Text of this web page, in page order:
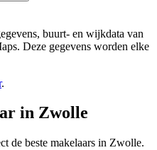
buurt- en wijkdata van
Deze gegevens worden elke
.
in Zwolle
de beste makelaars in Zwolle.